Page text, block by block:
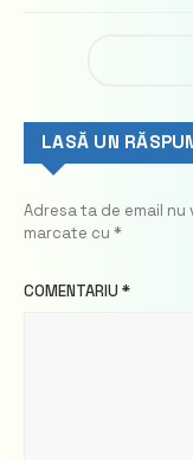
LASĂ UN
Adresa ta de email nu
marcate cu *
COMENTARIU *